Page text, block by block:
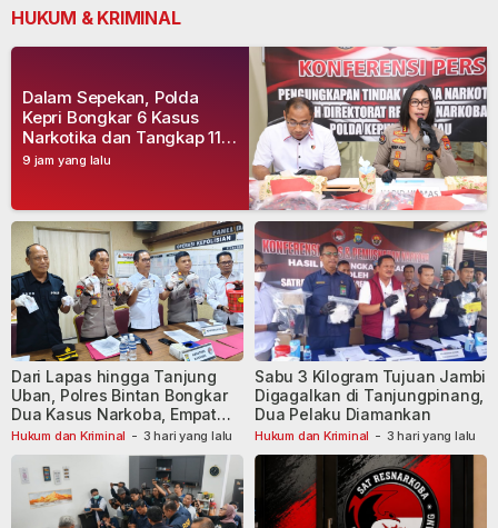
HUKUM & KRIMINAL
9 jam yang lalu
Dalam Sepekan, Polda
Kepri Bongkar 6 Kasus
Narkotika dan Tangkap 11
Tersangka
Hukum dan Kriminal - 3 hari yang lalu
Dari Lapas hingga Tanjung
Uban, Polres Bintan Bongkar
Dua Kasus Narkoba, Empat
Tersangka Dibekuk
Hukum dan Kriminal - 3 hari yang lalu
Sabu 3 Kilogram Tujuan Jambi
Digagalkan di Tanjungpinang,
Dua Pelaku Diamankan